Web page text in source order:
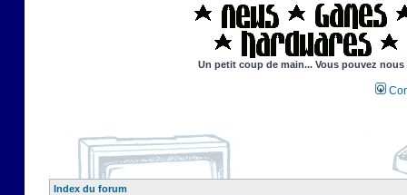
Un petit coup de main... Vous pouvez
Index du forum